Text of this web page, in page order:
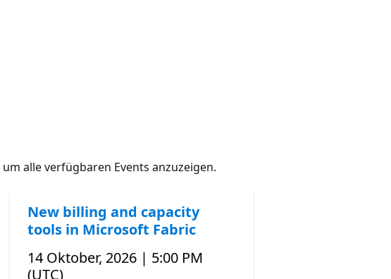
um alle verfügbaren Events anzuzeigen.
New billing and capacity
tools in Microsoft Fabric
14 Oktober, 2026 | 5:00 PM
(UTC)